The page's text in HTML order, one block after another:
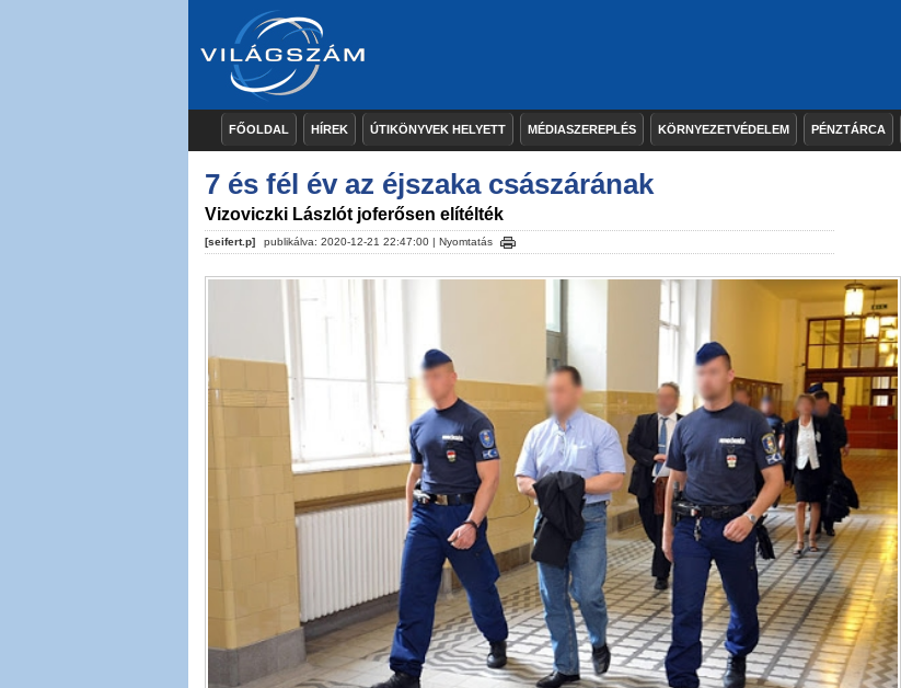
FŐOLDAL HÍREK ÚTIKÖNYVEK HELYETT MÉDIASZEREPLÉS KÖRNYEZETVÉDELEM PÉNZTÁRCA
7 és fél év az éjszaka császárának
Vizoviczki Lászlót joferősen elítélték
[seifert.p] publikálva: 2020-12-21 22:47:00 | Nyomtatás